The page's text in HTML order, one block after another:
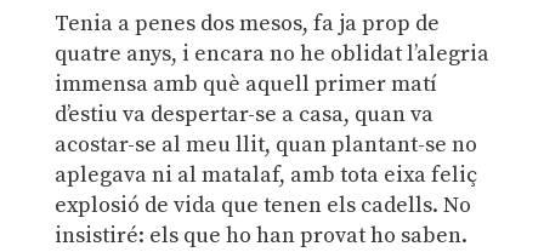
Tenia a penes dos mesos, fa ja prop de
quatre anys, i encara no he oblidat l’alegria
immensa amb què aquell primer matí
d’estiu va despertar-se a casa, quan va
acostar-se al meu llit, quan plantant-se no
aplegava ni al matalaf, amb tota eixa feliç
explosió de vida que tenen els cadells. No
insistiré: els que ho han provat ho saben.